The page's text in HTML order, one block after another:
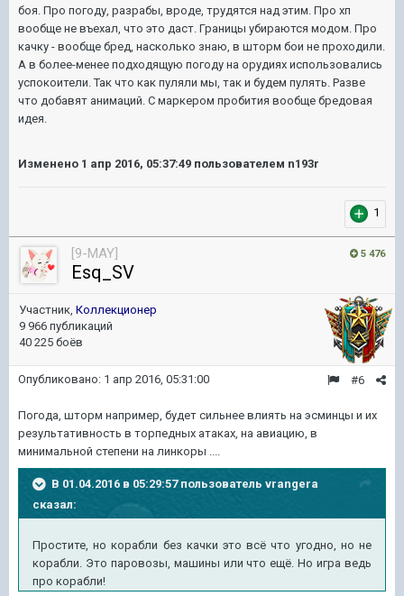
боя. Про погоду, разрабы, вроде, трудятся над этим. Про хп
вообще не въехал, что это даст. Границы убираются модом. Про
качку - вообще бред, насколько знаю, в шторм бои не проходили.
А в более-менее подходящую погоду на орудиях использовались
успокоители. Так что как пуляли мы, так и будем пулять. Разве
что добавят анимаций. С маркером пробития вообще бредовая
идея.
Изменено 1 апр 2016, 05:37:49 пользователем n193r
1
5 476
[9-MAY]
Esq_SV
Участник, Коллекционер
9 966 публикаций
40 225 боёв
#6
Опубликовано: 1 апр 2016, 05:31:00
Погода, шторм например, будет сильнее влиять на эсминцы и их
результативность в торпедных атаках, на авиацию, в
минимальной степени на линкоры ....
В 01.04.2016 в 05:29:57 пользователь vrangera
сказал:
Простите, но корабли без качки это всё что угодно, но не
корабли. Это паровозы, машины или что ещё. Но игра ведь
про корабли!